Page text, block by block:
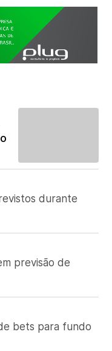
durante
previsão de
bets para fundo